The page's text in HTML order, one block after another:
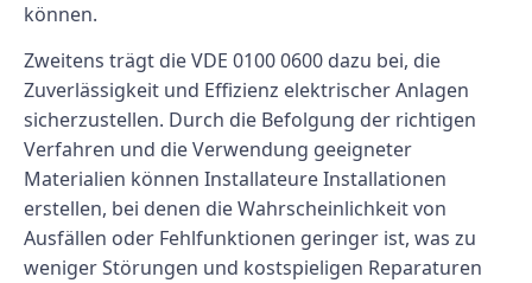
können.
Zweitens trägt die VDE 0100 0600 dazu bei, die
Zuverlässigkeit und Effizienz elektrischer Anlagen
sicherzustellen. Durch die Befolgung der richtigen
Verfahren und die Verwendung geeigneter
Materialien können Installateure Installationen
erstellen, bei denen die Wahrscheinlichkeit von
Ausfällen oder Fehlfunktionen geringer ist, was zu
weniger Störungen und kostspieligen Reparaturen